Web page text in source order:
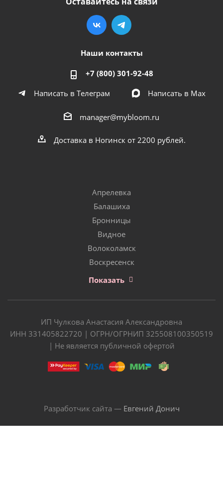
Наши контакты
+7 (800) 301-92-48
Написать в Телеграм
Написать в Мах
manager@mybloom.ru
Доставка в Ногинск от 2200 рублей.
Апрелевка
Балашиха
Бронницы
Видное
Волоколамск
Воскресенск
Показать
ИП Чулкова Анастасия Александровна
ИНН 331405822720 | ОГРН/ОГРНИП 325508100350519
| Не является публичной офертой
Разработчик сайта — Евгений Донич